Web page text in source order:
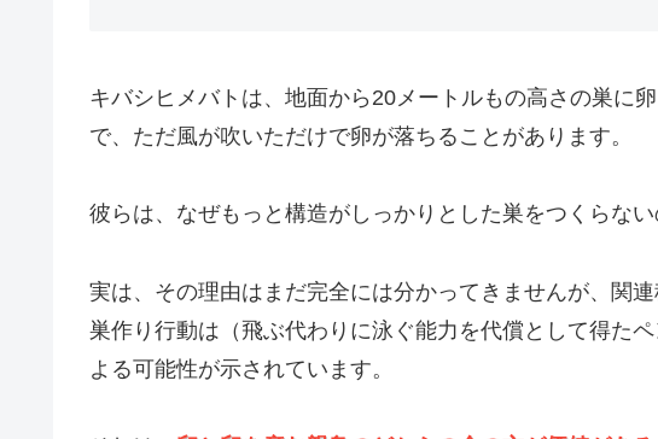
キバシヒメバトは、地面から20メートルもの高さの巣に
で、ただ風が吹いただけで卵が落ちることがあります。
彼らは、なぜもっと構造がしっかりとした巣をつくらない
実は、その理由はまだ完全には分かってきませんが、関
巣作り行動は（飛ぶ代わりに泳ぐ能力を代償として得た
よる可能性が示されています。